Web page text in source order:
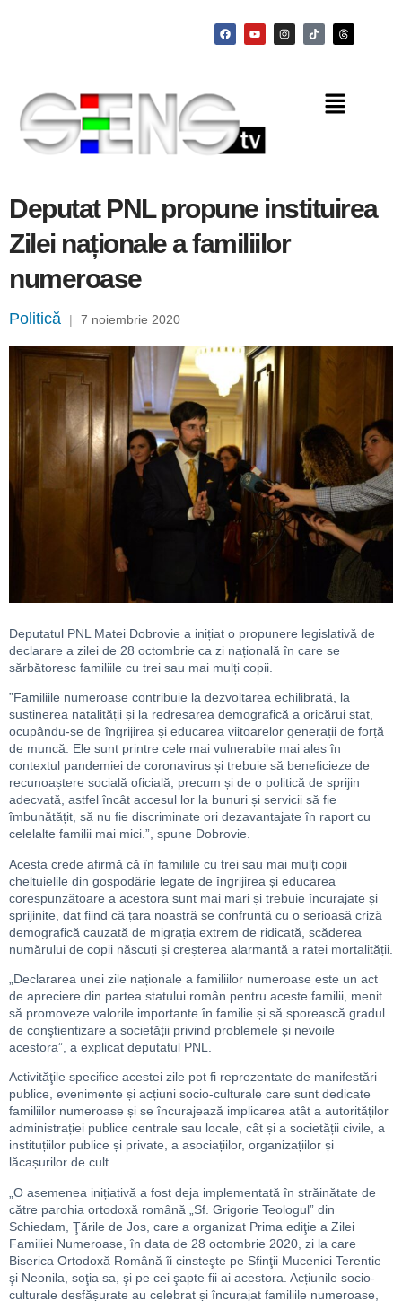
Deputat PNL propune instituirea
Zilei naționale a familiilor
numeroase
Politică | 7 noiembrie 2020
Deputatul PNL Matei Dobrovie a inițiat o propunere legislativă de
declarare a zilei de 28 octombrie ca zi națională în care se
sărbătoresc familiile cu trei sau mai mulți copii.
”Familiile numeroase contribuie la dezvoltarea echilibrată, la
susținerea natalității și la redresarea demografică a oricărui stat,
ocupându-se de îngrijirea și educarea viitoarelor generații de forță
de muncă. Ele sunt printre cele mai vulnerabile mai ales în
contextul pandemiei de coronavirus și trebuie să beneficieze de
recunoaștere socială oficială, precum și de o politică de sprijin
adecvată, astfel încât accesul lor la bunuri și servicii să fie
îmbunătățit, să nu fie discriminate ori dezavantajate în raport cu
celelalte familii mai mici.”, spune Dobrovie.
Acesta crede afirmă că în familiile cu trei sau mai mulți copii
cheltuielile din gospodărie legate de îngrijirea și educarea
corespunzătoare a acestora sunt mai mari și trebuie încurajate și
sprijinite, dat fiind că țara noastră se confruntă cu o serioasă criză
demografică cauzată de migrația extrem de ridicată, scăderea
numărului de copii născuți și creșterea alarmantă a ratei mortalității.
„Declararea unei zile naționale a familiilor numeroase este un act
de apreciere din partea statului român pentru aceste familii, menit
să promoveze valorile importante în familie și să sporească gradul
de conştientizare a societății privind problemele și nevoile
acestora”, a explicat deputatul PNL.
Activităţile specifice acestei zile pot fi reprezentate de manifestări
publice, evenimente și acțiuni socio-culturale care sunt dedicate
familiilor numeroase și se încurajează implicarea atât a autorităților
administrației publice centrale sau locale, cât și a societății civile, a
instituțiilor publice și private, a asociațiilor, organizațiilor și
lăcașurilor de cult.
„O asemenea inițiativă a fost deja implementată în străinătate de
către parohia ortodoxă română „Sf. Grigorie Teologul” din
Schiedam, Ţările de Jos, care a organizat Prima ediţie a Zilei
Familiei Numeroase, în data de 28 octombrie 2020, zi la care
Biserica Ortodoxă Română îi cinsteşte pe Sfinţii Mucenici Terentie
şi Neonila, soţia sa, şi pe cei şapte fii ai acestora. Acțiunile socio-
culturale desfășurate au celebrat și încurajat familiile numeroase,